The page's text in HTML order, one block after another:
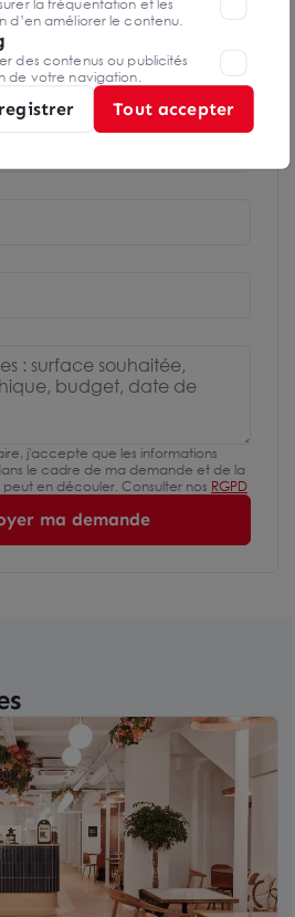
85 53 75 34
en favoris
j'accepte que les informations
le cadre de ma demande et de la
en découler. Consulter nos RGPD
ma demande
d’en améliorer le contenu.
des contenus ou publicités
de votre navigation.
Tout accepter